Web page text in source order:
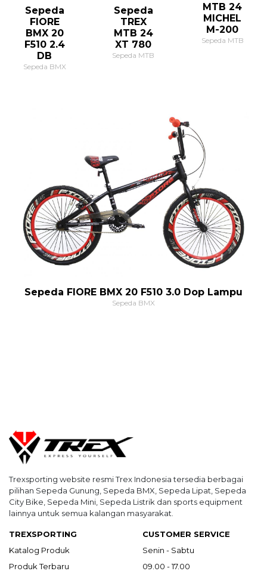
Sepeda
FIORE
BMX 20
F510 2.4
DB
Sepeda BMX
Sepeda
TREX
MTB 24
XT 780
Sepeda MTB
MTB 24
MICHEL
M-200
Sepeda MTB
Sepeda FIORE BMX 20 F510 3.0 Dop Lampu
Sepeda BMX
Trexsporting website resmi Trex Indonesia tersedia berbagai
pilihan Sepeda Gunung, Sepeda BMX, Sepeda Lipat, Sepeda
City Bike, Sepeda Mini, Sepeda Listrik dan sports equipment
lainnya untuk semua kalangan masyarakat.
TREXSPORTING
Katalog Produk
Produk Terbaru
CUSTOMER SERVICE
Senin - Sabtu
09.00 - 17.00